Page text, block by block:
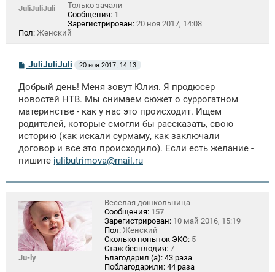
JuliJuliJuli
Только зачали
Сообщения: 1
Зарегистрирован: 20 ноя 2017, 14:08
Пол: Женский
б
щ
н
и
JuliJuliJuli 20 ноя 2017, 14:13
Добрый день! Меня зовут Юлия. Я продюсер
новостей НТВ. Мы снимаем сюжет о суррогатном
материнстве - как у нас это происходит. Ищем
родителей, которые смогли бы рассказать, свою
историю (как искали сурмаму, как заключали
договор и все это происходило). Если есть желание -
пишите julibutrimova@mail.ru
Ju-ly
Веселая дошкольница
Сообщения: 157
Зарегистрирован: 10 май 2016, 15:19
Пол: Женский
Сколько попыток ЭКО: 5
Стаж бесплодия: 7
Благодарил (а): 43 раза
Поблагодарили: 44 раза